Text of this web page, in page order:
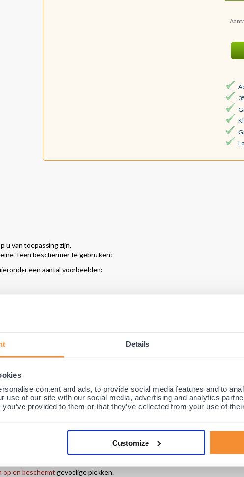
Details
content and ads, to provide social media features and to
use of our site with our social media, advertising and analytics
provided to them or that they’ve collected from your use of
Customize
u van toepassing zijn,
Teen beschermer te gebruiken:
een aantal voorbeelden:
beschermer (per paar)
van gel en voorkomt direct de pijn
door de beschermer en corrigeert
gebruiken in elke schoen (ook hakschoenen en alle sportschoenen)
silonen kussentje, datkeurig op z’n plaatsblijft en de tenen comfortabel van
voor dat de klappen op de kleine teen opgevangen worden. Het zachte
op en beschermt gevoelige plekken.